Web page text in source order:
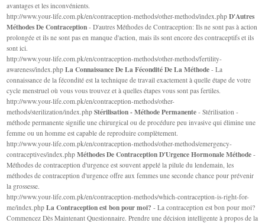
avantages et les inconvénients.
http://www.your-life.com.pk/en/contraception-methods/other-methods/index.phpD'Autres
Méthodes De Contraception - D'autres Méthodes de Contraception: Ils ne sont pas à action
prolongée et ils ne sont pas en manque d'action, mais ils sont encore des contraceptifs et ils
sont ici.
http://www.your-life.com.pk/en/contraception-methods/other-methods/fertility-
awareness/index.phpLa Connaissance De La Fécondité De La Méthode - La
connaissance de la fécondité est la technique de travail exactement à quelle étape de votre
cycle menstruel où vous vous trouvez et à quelles étapes vous sont pas fertiles.
http://www.your-life.com.pk/en/contraception-methods/other-
methods/sterilization/index.phpStérilisation - Méthode Permanente - Stérilisation -
méthode permanente signifie une chirurgical ou de procédure peu invasive qui élimine une
femme ou un homme est capable de reproduire complètement.
http://www.your-life.com.pk/en/contraception-methods/other-methods/emergency-
contraceptives/index.phpMéthodes De Contraception D'Urgence Hormonale Méthode -
Méthodes de contraception d'urgence est souvent appelé la pilule du lendemain, les
méthodes de contraception d'urgence offre aux femmes une seconde chance pour prévenir
la grossesse.
http://www.your-life.com.pk/en/contraception-methods/which-contraception-is-right-for-
me/index.phpLa Contraception est bon pour moi? - La contraception est bon pour moi?
Commencez Dès Maintenant Questionnaire. Prendre une décision intelligente à propos de la